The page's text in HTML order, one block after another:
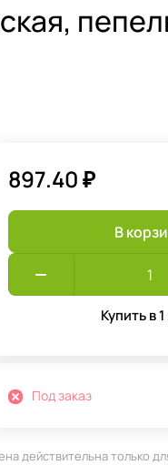
897.40 ₽
В
Купить в
Под заказ
действительна только